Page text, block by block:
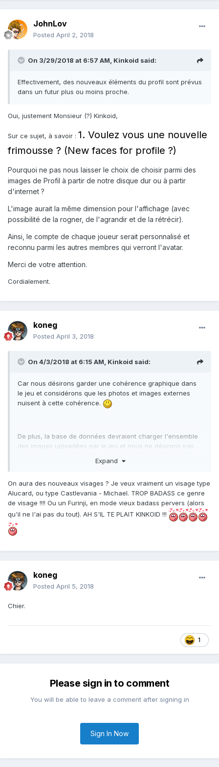
JohnLov
Posted April 2, 2018
On 3/29/2018 at 6:57 AM, Kinkoid said:
Effectivement, des nouveaux éléments du profil sont prévus
dans un futur plus ou moins proche.
Oui, justement Monsieur (?) Kinkoid,
Sur ce sujet, à savoir : 1. Voulez vous une nouvelle
frimousse ? (New faces for profile ?)
Pourquoi ne pas nous laisser le choix de choisir parmi des
images de Profil à partir de notre disque dur ou à partir
d'internet ?
L'image aurait la même dimension pour l'affichage (avec
possibilité de la rogner, de l'agrandir et de la rétrécir).
Ainsi, le compte de chaque joueur serait personnalisé et
reconnu parmi les autres membres qui verront l'avatar.
Merci de votre attention.
Cordialement.
koneg
Posted April 3, 2018
On 4/3/2018 at 6:15 AM, Kinkoid said:
Car nous désirons garder une cohérence graphique dans
le jeu et considérons que les photos et images externes
nuisent à cette cohérence.
De plus, la base de données devraient charger l'ensemble
des images uploadées par le jeu et nous ne désirons pas
Expand
On aura des nouveaux visages ? Je veux vraiment un visage type
Alucard, ou type Castlevania - Michael. TROP BADASS ce genre
de visage !!!! Ou un Furinji, en mode vieux badass pervers (alors
qu'il ne l'ai pas du tout). AH S'IL TE PLAIT KINKOID !!!
koneg
Posted April 5, 2018
Chier.
1
Please sign in to comment
You will be able to leave a comment after signing in
Sign In Now